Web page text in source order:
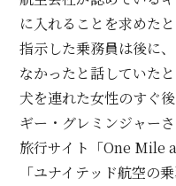
に入れることを求めたと
指示した乗務員は後に
なかったと話していたと
犬を連れた女性のすぐ
ギー・グレミンジャーさ
旅行サイト「One Mile
「ユナイテッド航空の